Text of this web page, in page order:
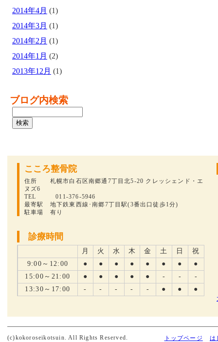
2014年4月 (1)
2014年3月 (1)
2014年2月 (1)
2014年1月 (2)
2013年12月 (1)
ブログ内検索
こころ整骨院
住所 札幌市白石区南郷通7丁目北5-20 クレッシェンド・エ
ヌズ6
TEL 011-376-5946
最寄駅 地下鉄東西線･南郷7丁目駅(3番出口徒歩1分)
駐車場 有り
診療時間
月 火 水 木 金 土 日
祝
9:00～12:00
● ● ● ● ● ● ●
●
15:00～21:00
● ● ● ● ● - -
-
13:30～17:00
- - - - - ● ●
●
(c)kokoroseikotsuin. All Rights Reserved. トップページ は